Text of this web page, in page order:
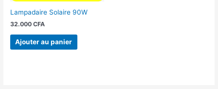
Lampadaire Solaire 90W
32.000CFA
Ajouter au panier